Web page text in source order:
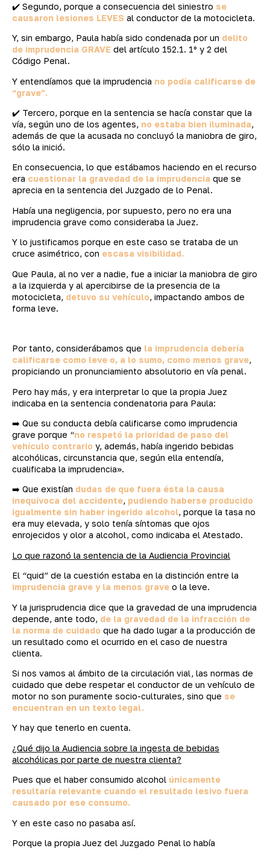
✔️ Segundo, porque a consecuencia del siniestro se
causaron lesiones LEVES al conductor de la motocicleta.
Y, sin embargo, Paula había sido condenada por un delito
de imprudencia GRAVE del artículo 152.1. 1º y 2 del
Código Penal.
Y entendíamos que la imprudencia no podía calificarse de
“grave”.
✔️ Tercero, porque en la sentencia se hacía constar que la
vía, según uno de los agentes, no estaba bien iluminada,
además de que la acusada no concluyó la maniobra de giro,
sólo la inició.
En consecuencia, lo que estábamos haciendo en el recurso
era cuestionar la gravedad de la imprudencia que se
aprecia en la sentencia del Juzgado de lo Penal.
Había una negligencia, por supuesto, pero no era una
imprudencia grave como consideraba la Juez.
Y lo justificamos porque en este caso se trataba de un
cruce asimétrico, con escasa visibilidad.
Que Paula, al no ver a nadie, fue a iniciar la maniobra de giro
a la izquierda y al apercibirse de la presencia de la
motocicleta, detuvo su vehículo, impactando ambos de
forma leve.
Por tanto, considerábamos que la imprudencia debería
calificarse como leve o, a lo sumo, como menos grave,
propiciando un pronunciamiento absolutorio en vía penal.
Pero hay más, y era interpretar lo que la propia Juez
indicaba en la sentencia condenatoria para Paula:
➡️ Que su conducta debía calificarse como imprudencia
grave porque “no respetó la prioridad de paso del
vehículo contrario y, además, había ingerido bebidas
alcohólicas, circunstancia que, según ella entendía,
cualificaba la imprudencia».
➡️ Que existían dudas de que fuera ésta la causa
inequívoca del accidente, pudiendo haberse producido
igualmente sin haber ingerido alcohol, porque la tasa no
era muy elevada, y solo tenía síntomas que ojos
enrojecidos y olor a alcohol, como indicaba el Atestado.
Lo que razonó la sentencia de la Audiencia Provincial
El “quid” de la cuestión estaba en la distinción entre la
imprudencia grave y la menos grave o la leve.
Y la jurisprudencia dice que la gravedad de una imprudencia
depende, ante todo, de la gravedad de la infracción de
la norma de cuidado que ha dado lugar a la producción de
un resultado como el ocurrido en el caso de nuestra
clienta.
Si nos vamos al ámbito de la circulación vial, las normas de
cuidado que debe respetar el conductor de un vehículo de
motor no son puramente socio-culturales, sino que se
encuentran en un texto legal.
Y hay que tenerlo en cuenta.
¿Qué dijo la Audiencia sobre la ingesta de bebidas
alcohólicas por parte de nuestra clienta?
Pues que el haber consumido alcohol únicamente
resultaría relevante cuando el resultado lesivo fuera
causado por ese consumo.
Y en este caso no pasaba así.
Porque la propia Juez del Juzgado Penal lo había